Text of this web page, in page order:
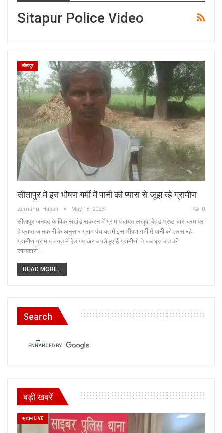
Sitapur Police Video
सीतापुर
सीतापुर में इस भीषण गर्मी में पानी की प्यास से जूझ रहे ग्रामीण
Zamanul Hasan May 18, 2023 0
सीतापुर जनपद के विकासखंड सकरन में ग्राम पंचायत लखूवा बेहड भ्रष्टाचार चरम पर
है प्राप्त जानकारी के अनुसार ग्राम पंचायत में इस भीषण गर्मी में पानी को तरस रहे
ग्रामीण ग्राम पंचायत में हेड पंप खराब पड़े हुए हैं ग्रामीणों ने जब इस बात की
जानकारी…
READ MORE...
Search
बड़ी खबरें
क्राइम LIVE